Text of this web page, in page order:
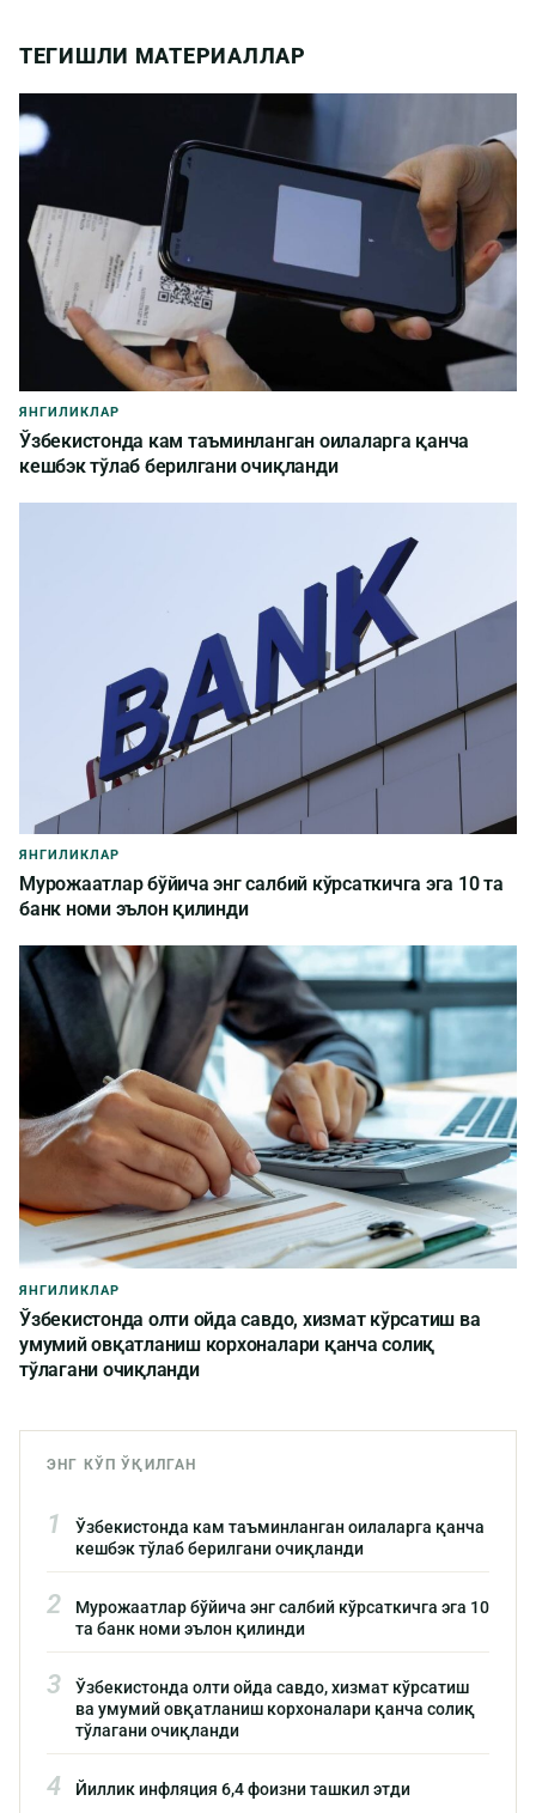
ТЕГИШЛИ МАТЕРИАЛЛАР
ЯНГИЛИКЛАР
Ўзбекистонда кам таъминланган оилаларга қанча
кешбэк тўлаб берилгани очиқланди
ЯНГИЛИКЛАР
Мурожаатлар бўйича энг салбий кўрсаткичга эга 10 та
банк номи эълон қилинди
ЯНГИЛИКЛАР
Ўзбекистонда олти ойда савдо, хизмат кўрсатиш ва
умумий овқатланиш корхоналари қанча солиқ
тўлагани очиқланди
ЭНГ КЎП ЎҚИЛГАН
1
Ўзбекистонда кам таъминланган оилаларга қанча
кешбэк тўлаб берилгани очиқланди
2
Мурожаатлар бўйича энг салбий кўрсаткичга эга 10
та банк номи эълон қилинди
3
Ўзбекистонда олти ойда савдо, хизмат кўрсатиш
ва умумий овқатланиш корхоналари қанча солиқ
тўлагани очиқланди
4 Йиллик инфляция 6,4 фоизни ташкил этди